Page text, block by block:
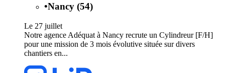
•Nancy (54)
Le 27 juillet
Notre agence Adéquat à Nancy recrute un Cylindreur [F/H]
pour une mission de 3 mois évolutive située sur divers
chantiers en...